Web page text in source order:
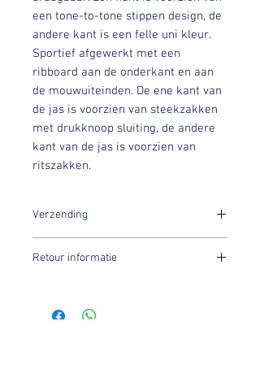
een tone-to-tone stippen design, de
andere kant is een felle uni kleur.
Sportief afgewerkt met een
ribboard aan de onderkant en aan
de mouwuiteinden. De ene kant van
de jas is voorzien van steekzakken
met drukknoop sluiting, de andere
kant van de jas is voorzien van
ritszakken.
Verzending
PK items verstuurd!
Retour informatie
artikelen worden